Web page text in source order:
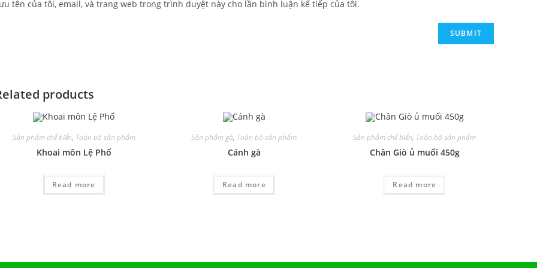
tên của tôi, email, và trang web trong trình duyệt này cho lần bình luận kế tiếp của tôi.
products
Sản phẩm chế biến, Toàn bộ sản phẩm
Khoai môn Lệ Phố
Read more
Sản phẩm gà, Toàn bộ sản phẩm
Cánh gà
Read more
Sản phẩm chế biến, Toàn bộ sản phẩm
Chân Giò ủ muối 450g
Read more